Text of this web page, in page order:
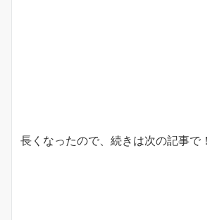
長くなったので、続きは次の記事で！